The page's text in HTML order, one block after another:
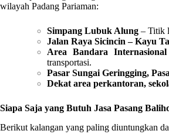
wilayah Padang Pariaman:
Simpang Lubuk Alung – Titik
Jalan Raya Sicincin – Kayu
Area Bandara
transportasi.
Pasar Sungai Geringging,
Dekat area perkantoran,
Siapa Saja yang Butuh Jasa Pasang
Berikut kalangan yang paling diuntungkan